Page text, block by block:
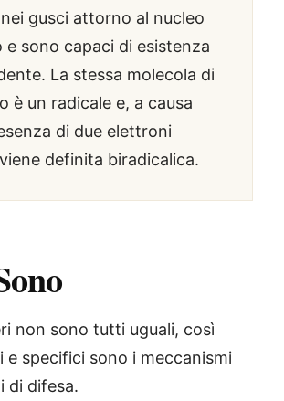
gusci attorno al nucleo
e sono capaci di esistenza
La stessa molecola di
è un radicale e, a causa
di due elettroni
definita biradicalica.
non sono tutti uguali, così
e specifici sono i meccanismi
di difesa.